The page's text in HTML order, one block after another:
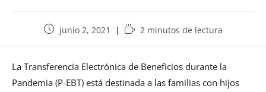
junio 2, 2021 2 minutos de lectura
La Transferencia Electrónica de Beneficios durante la
Pandemia (P-EBT) está destinada a las familias con hijos